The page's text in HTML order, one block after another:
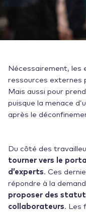
Nécessairement, les
ressources externes
Mais aussi pour
puisque la menace
après le
Du côté des
tourner vers le
d’experts. Ces
répondre à la
proposer des
collaborateurs. Les